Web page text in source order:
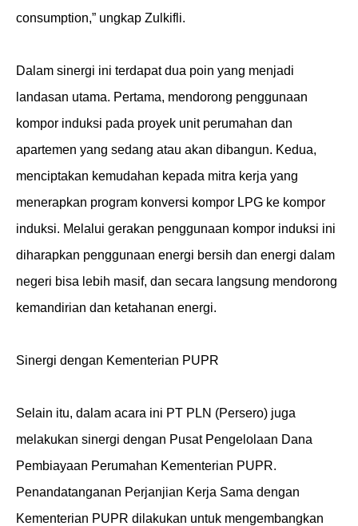
consumption,” ungkap Zulkifli.
Dalam sinergi ini terdapat dua poin yang menjadi
landasan utama. Pertama, mendorong penggunaan
kompor induksi pada proyek unit perumahan dan
apartemen yang sedang atau akan dibangun. Kedua,
menciptakan kemudahan kepada mitra kerja yang
menerapkan program konversi kompor LPG ke kompor
induksi. Melalui gerakan penggunaan kompor induksi ini
diharapkan penggunaan energi bersih dan energi dalam
negeri bisa lebih masif, dan secara langsung mendorong
kemandirian dan ketahanan energi.
Sinergi dengan Kementerian PUPR
Selain itu, dalam acara ini PT PLN (Persero) juga
melakukan sinergi dengan Pusat Pengelolaan Dana
Pembiayaan Perumahan Kementerian PUPR.
Penandatanganan Perjanjian Kerja Sama dengan
Kementerian PUPR dilakukan untuk mengembangkan